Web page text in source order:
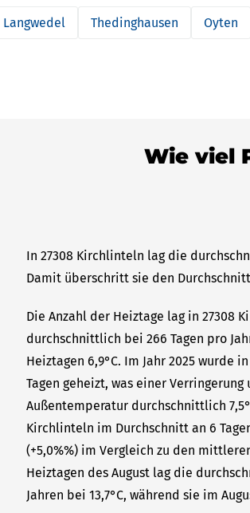
Langwedel Thedinghausen Oyten
Wie viel
In 27308 Kirchlinteln lag die
Damit überschritt sie den Durchschnitt
Die Anzahl der Heiztage lag in 27308
durchschnittlich bei 266 Tagen pro
Heiztagen 6,9°C. Im Jahr 2025 wurde
Tagen geheizt, was einer
Außentemperatur durchschnittlich
Kirchlinteln im Durchschnitt an 6
(+5,0%%) im Vergleich zu den
Heiztagen des August lag die
Jahren bei 13,7°C, während sie im